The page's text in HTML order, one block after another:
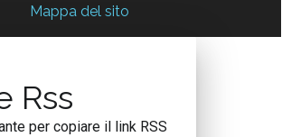
Mappa del sito
Rss
per copiare il link RSS